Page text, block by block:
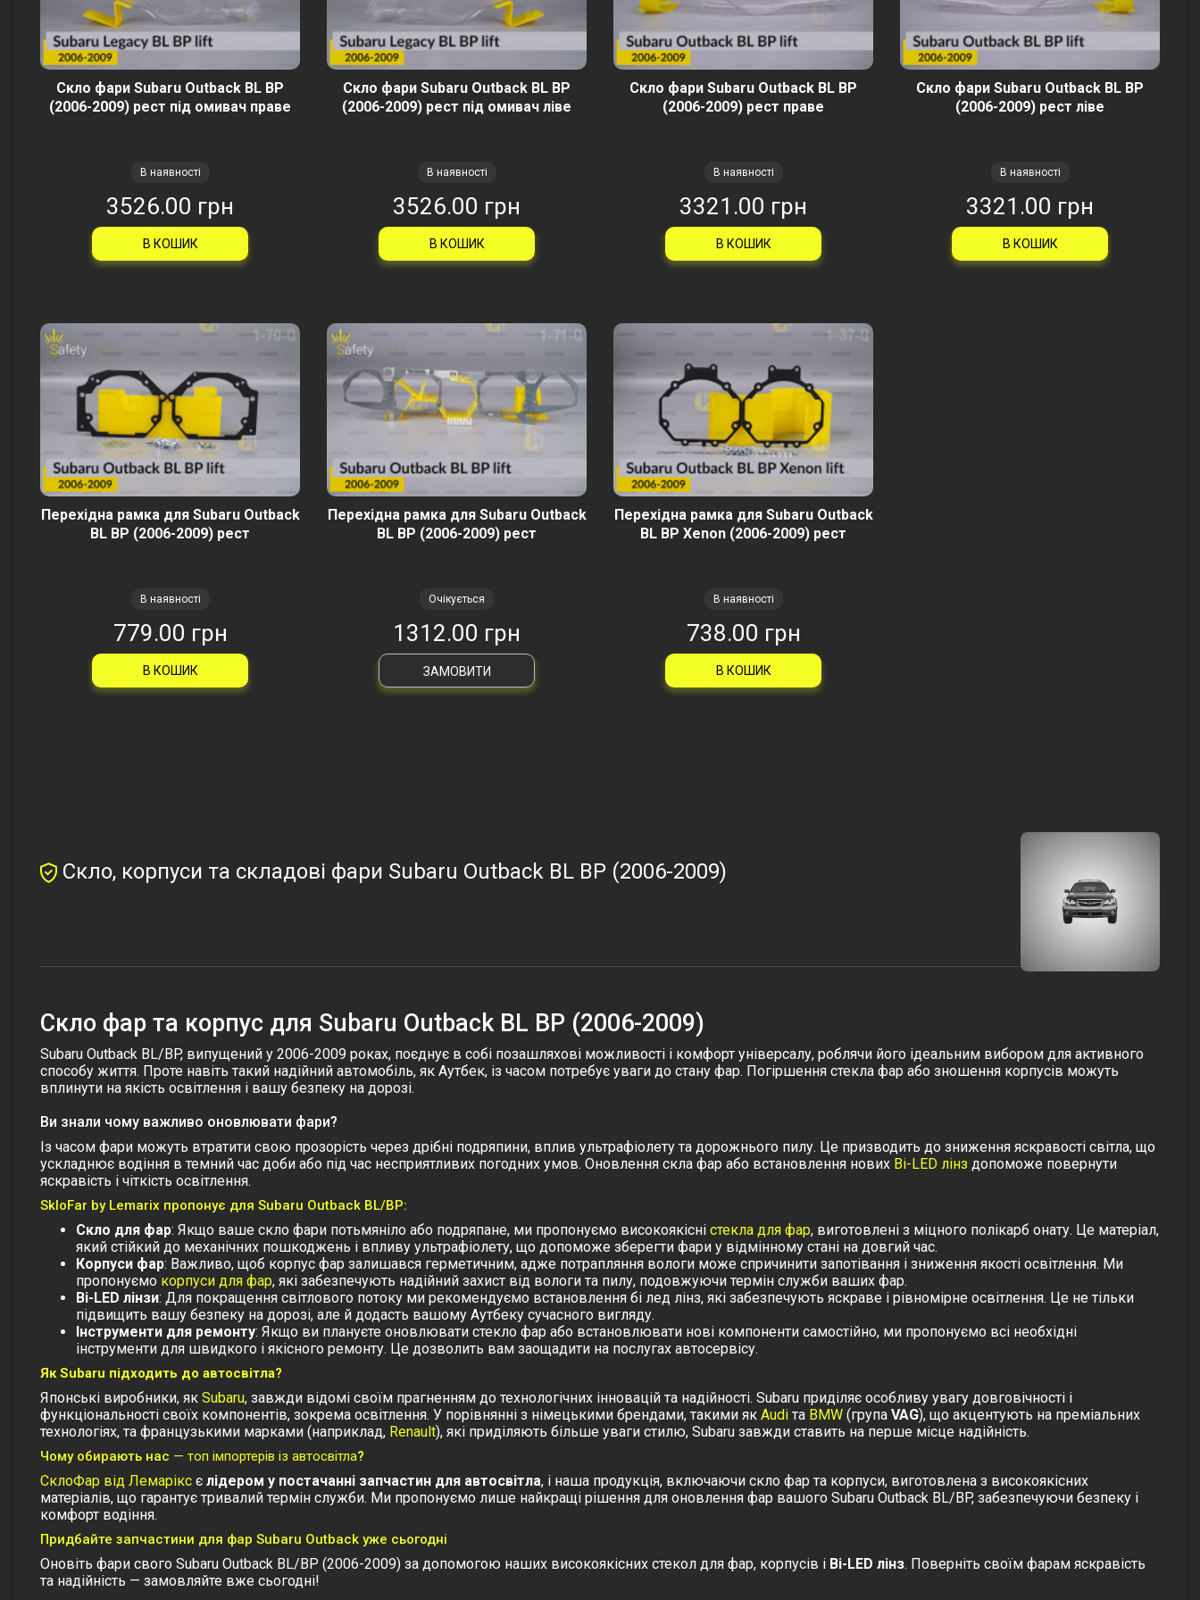
Скло фари Subaru Outback BL BP
(2006-2009) рест під омивач праве
В наявності
3526.00 грн
В КОШИК
Скло фари Subaru Outback BL BP
(2006-2009) рест під омивач ліве
В наявності
3526.00 грн
В КОШИК
Скло фари Subaru Outback BL BP
(2006-2009) рест праве
В наявності
3321.00 грн
В КОШИК
Скло фари Subaru Outback BL BP
(2006-2009) рест ліве
В наявності
3321.00 грн
В КОШИК
Перехідна рамка для Subaru Outback
BL BP (2006-2009) рест
В наявності
779.00 грн
В КОШИК
Перехідна рамка для Subaru Outback
BL BP (2006-2009) рест
Очікується
1312.00 грн
ЗАМОВИТИ
Перехідна рамка для Subaru Outback
BL BP Xenon (2006-2009) рест
В наявності
738.00 грн
В КОШИК
Скло, корпуси та складові фари Subaru Outback BL BP (2006-2009)
Скло фар та корпус для Subaru Outback BL BP (2006-2009)
Subaru Outback BL/BP, випущений у 2006-2009 роках, поєднує в собі позашляхові можливості і комфорт універсалу, роблячи його ідеальним вибором для активного
способу життя. Проте навіть такий надійний автомобіль, як Аутбек, із часом потребує уваги до стану фар. Погіршення стекла фар або зношення корпусів можуть
вплинути на якість освітлення і вашу безпеку на дорозі.
Ви знали чому важливо оновлювати фари?
Із часом фари можуть втратити свою прозорість через дрібні подряпини, вплив ультрафіолету та дорожнього пилу. Це призводить до зниження яскравості світла, що
ускладнює водіння в темний час доби або під час несприятливих погодних умов. Оновлення скла фар або встановлення нових Bi-LED лінз допоможе повернути
яскравість і чіткість освітлення.
SkloFar by Lemarix пропонує для Subaru Outback BL/BP:
Скло для фар: Якщо ваше скло фари потьмяніло або подряпане, ми пропонуємо високоякісні стекла для фар, виготовлені з міцного полікарб онату. Це матеріал,
який стійкий до механічних пошкоджень і впливу ультрафіолету, що допоможе зберегти фари у відмінному стані на довгий час.
Корпуси фар: Важливо, щоб корпус фар залишався герметичним, адже потрапляння вологи може спричинити запотівання і зниження якості освітлення. Ми
пропонуємо корпуси для фар, які забезпечують надійний захист від вологи та пилу, подовжуючи термін служби ваших фар.
Bi-LED лінзи: Для покращення світлового потоку ми рекомендуємо встановлення бі лед лінз, які забезпечують яскраве і рівномірне освітлення. Це не тільки
підвищить вашу безпеку на дорозі, але й додасть вашому Аутбеку сучасного вигляду.
Інструменти для ремонту: Якщо ви плануєте оновлювати стекло фар або встановлювати нові компоненти самостійно, ми пропонуємо всі необхідні
інструменти для швидкого і якісного ремонту. Це дозволить вам заощадити на послугах автосервісу.
Як Subaru підходить до автосвітла?
Японські виробники, як Subaru, завжди відомі своїм прагненням до технологічних інновацій та надійності. Subaru приділяє особливу увагу довговічності і
функціональності своїх компонентів, зокрема освітлення. У порівнянні з німецькими брендами, такими як Audi та BMW (група VAG), що акцентують на преміальних
технологіях, та французькими марками (наприклад, Renault), які приділяють більше уваги стилю, Subaru завжди ставить на перше місце надійність.
Чому обирають нас — топ імпортерів із автосвітла?
СклоФар від Лемарікс є лідером у постачанні запчастин для автосвітла, і наша продукція, включаючи скло фар та корпуси, виготовлена з високоякісних
матеріалів, що гарантує тривалий термін служби. Ми пропонуємо лише найкращі рішення для оновлення фар вашого Subaru Outback BL/BP, забезпечуючи безпеку і
комфорт водіння.
Придбайте запчастини для фар Subaru Outback уже сьогодні
Оновіть фари свого Subaru Outback BL/BP (2006-2009) за допомогою наших високоякісних стекол для фар, корпусів і Bi-LED лінз. Поверніть своїм фарам яскравість
та надійність — замовляйте вже сьогодні!